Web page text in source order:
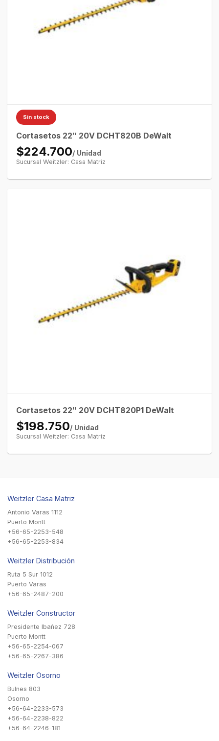
Sin stock
Cortasetos 22″ 20V DCHT820B DeWalt
$224.700/ Unidad
Sucursal Weitzler: Casa Matriz
Cortasetos 22″ 20V DCHT820P1 DeWalt
$198.750/ Unidad
Sucursal Weitzler: Casa Matriz
Weitzler Casa Matriz
Antonio Varas 1112
Puerto Montt
+56-65-2253-548
+56-65-2253-834
Weitzler Distribución
Ruta 5 Sur 1012
Puerto Varas
+56-65-2487-200
Weitzler Constructor
Presidente Ibañez 728
Puerto Montt
+56-65-2254-067
+56-65-2267-386
Weitzler Osorno
Bulnes 803
Osorno
+56-64-2233-573
+56-64-2238-822
+56-64-2246-181